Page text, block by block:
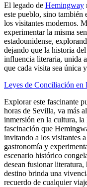
El legado de Hemingway
este pueblo, sino
los visitantes modernos.
experimentar la misma
estadounidense,
dejando que la historia
influencia literaria, unida
que cada visita sea única
Leyes de Conciliación en
Explorar este fascinante
horas de Sevilla, va más
inmersión en la cultura,
fascinación que
invitando a los visitantes
gastronomía y
escenario histórico
desean fusionar
destino brinda una
recuerdo de cualquier